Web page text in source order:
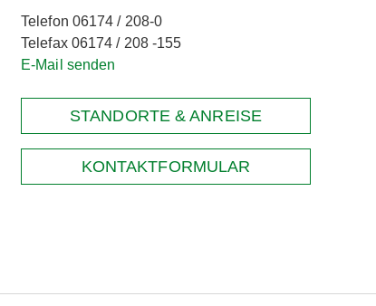
Telefon 06174 / 208-0
Telefax 06174 / 208 -155
E-Mail senden
STANDORTE & ANREISE
KONTAKTFORMULAR